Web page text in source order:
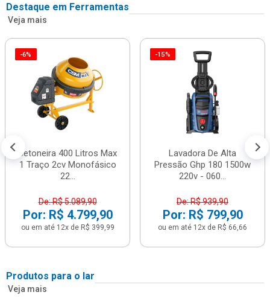
Destaque em Ferramentas
Veja mais
-6%
Betoneira 400 Litros Max
1 Traço 2cv Monofásico
22...
De: R$ 5.089,90
Por: R$ 4.799,90
ou em até 12x de R$ 399,99
-15%
Lavadora De Alta
Pressão Ghp 180 1500w
220v - 060...
De: R$ 939,90
Por: R$ 799,90
ou em até 12x de R$ 66,66
Produtos para o lar
Veja mais